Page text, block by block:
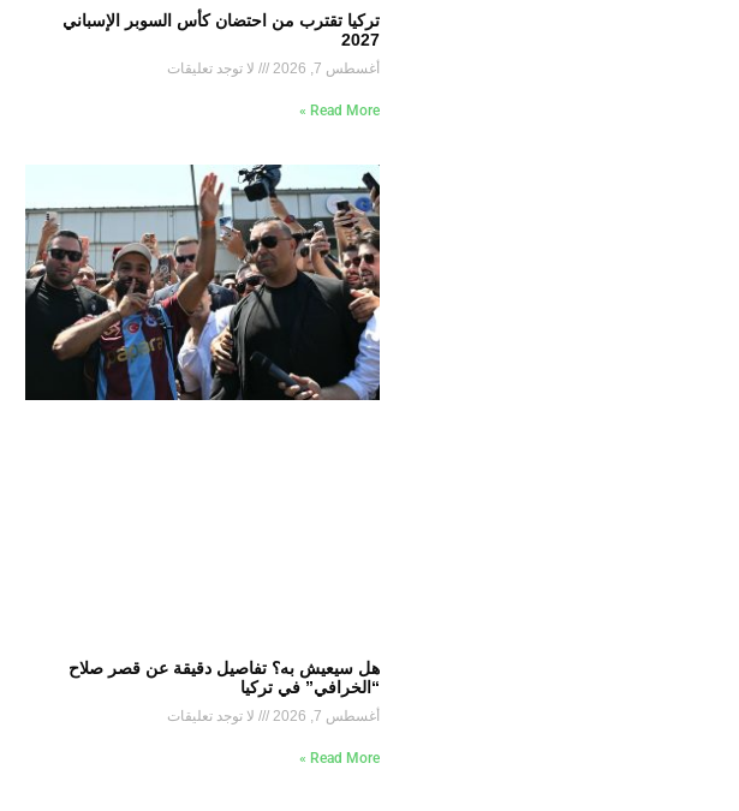
تركيا تقترب من احتضان كأس السوبر الإسباني
2027
أغسطس 7, 2026 لا توجد تعليقات
Read More »
هل سيعيش به؟ تفاصيل دقيقة عن قصر صلاح
“الخرافي” في تركيا
أغسطس 7, 2026 لا توجد تعليقات
Read More »